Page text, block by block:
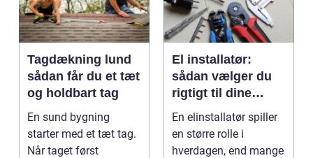
Tagdækning lund
sådan får du et tæt
og holdbart tag
En sund bygning
starter med et tæt tag.
Når taget først
El installatør:
sådan vælger du
rigtigt til dine
elinstallationer
En elinstallatør spiller
en større rolle i
hverdagen, end mange